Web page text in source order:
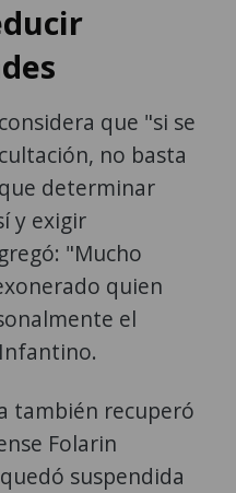
que "si se
no basta
determinar
y exigir
"Mucho
quien
el
también recuperó
Folarin
suspendida